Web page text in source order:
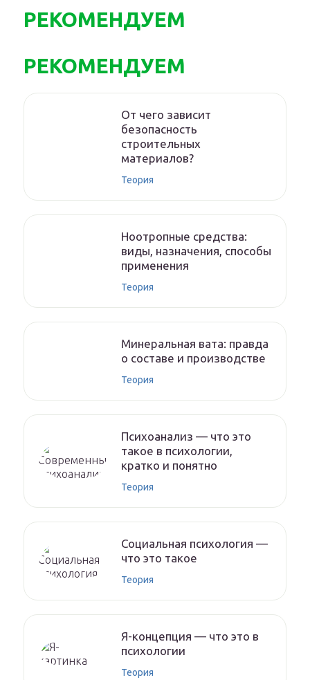
РЕКОМЕНДУЕМ
РЕКОМЕНДУЕМ
От чего зависит
безопасность
строительных
материалов?
Теория
Ноотропные средства:
виды, назначения, способы
применения
Теория
Минеральная вата: правда
о составе и производстве
Теория
Психоанализ — что это
такое в психологии,
кратко и понятно
Теория
Социальная психология —
что это такое
Теория
Я-концепция — что это в
психологии
Теория